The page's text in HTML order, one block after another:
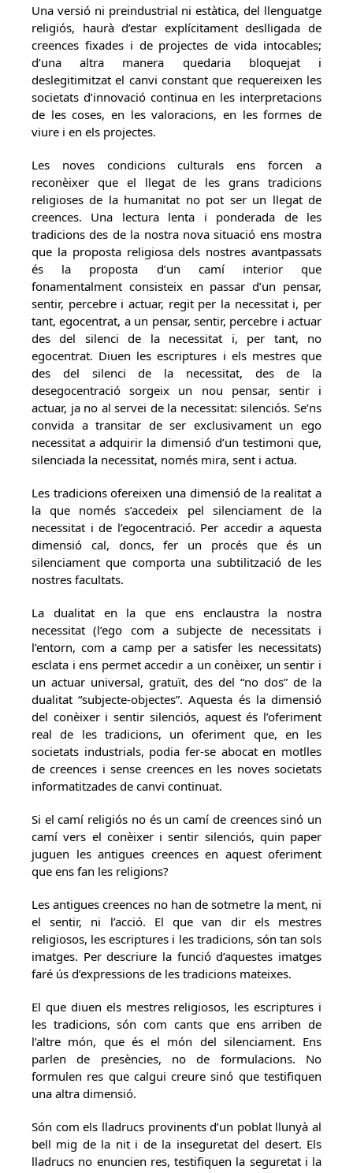
Una versió ni preindustrial ni estàtica, del llenguatge
religiós, haurà d’estar explícitament deslligada de
creences fixades i de projectes de vida intocables;
d’una altra manera quedaria bloquejat i
deslegitimitzat el canvi constant que requereixen les
societats d’innovació continua en les interpretacions
de les coses, en les valoracions, en les formes de
viure i en els projectes.
Les noves condicions culturals ens forcen a
reconèixer que el llegat de les grans tradicions
religioses de la humanitat no pot ser un llegat de
creences. Una lectura lenta i ponderada de les
tradicions des de la nostra nova situació ens mostra
que la proposta religiosa dels nostres avantpassats
és la proposta d’un camí interior que
fonamentalment consisteix en passar d’un pensar,
sentir, percebre i actuar, regit per la necessitat i, per
tant, egocentrat, a un pensar, sentir, percebre i actuar
des del silenci de la necessitat i, per tant, no
egocentrat. Diuen les escriptures i els mestres que
des del silenci de la necessitat, des de la
desegocentració sorgeix un nou pensar, sentir i
actuar, ja no al servei de la necessitat: silenciós. Se’ns
convida a transitar de ser exclusivament un ego
necessitat a adquirir la dimensió d’un testimoni que,
silenciada la necessitat, només mira, sent i actua.
Les tradicions ofereixen una dimensió de la realitat a
la que només s’accedeix pel silenciament de la
necessitat i de l’egocentració. Per accedir a aquesta
dimensió cal, doncs, fer un procés que és un
silenciament que comporta una subtilització de les
nostres facultats.
La dualitat en la que ens enclaustra la nostra
necessitat (l’ego com a subjecte de necessitats i
l’entorn, com a camp per a satisfer les necessitats)
esclata i ens permet accedir a un conèixer, un sentir i
un actuar universal, gratuït, des del “no dos” de la
dualitat “subjecte-objectes”. Aquesta és la dimensió
del conèixer i sentir silenciós, aquest és l’oferiment
real de les tradicions, un oferiment que, en les
societats industrials, podia fer-se abocat en motlles
de creences i sense creences en les noves societats
informatitzades de canvi continuat.
Si el camí religiós no és un camí de creences sinó un
camí vers el conèixer i sentir silenciós, quin paper
juguen les antigues creences en aquest oferiment
que ens fan les religions?
Les antigues creences no han de sotmetre la ment, ni
el sentir, ni l’acció. El que van dir els mestres
religiosos, les escriptures i les tradicions, són tan sols
imatges. Per descriure la funció d’aquestes imatges
faré ús d’expressions de les tradicions mateixes.
El que diuen els mestres religiosos, les escriptures i
les tradicions, són com cants que ens arriben de
l’altre món, que és el món del silenciament. Ens
parlen de presències, no de formulacions. No
formulen res que calgui creure sinó que testifiquen
una altra dimensió.
Són com els lladrucs provinents d’un poblat llunyà al
bell mig de la nit i de la inseguretat del desert. Els
lladrucs no enuncien res, testifiquen la seguretat i la